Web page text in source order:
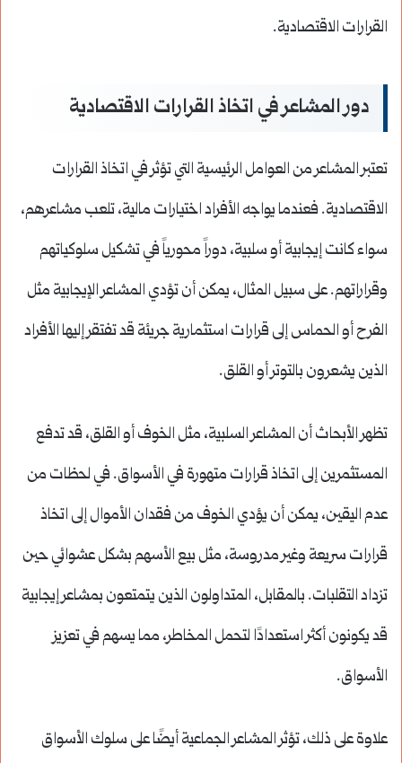
القرارات الاقتصادية.
دور المشاعر في اتخاذ القرارات الاقتصادية
تعتبر المشاعر من العوامل الرئيسية التي تؤثر في اتخاذ القرارات
الاقتصادية. فعندما يواجه الأفراد اختيارات مالية، تلعب مشاعرهم،
سواء كانت إيجابية أو سلبية، دوراً محورياً في تشكيل سلوكياتهم
وقراراتهم. على سبيل المثال، يمكن أن تؤدي المشاعر الإيجابية مثل
الفرح أو الحماس إلى قرارات استثمارية جريئة قد تفتقر إليها الأفراد
الذين يشعرون بالتوتر أو القلق.
تظهر الأبحاث أن المشاعر السلبية، مثل الخوف أو القلق، قد تدفع
المستثمرين إلى اتخاذ قرارات متهورة في الأسواق. في لحظات من
عدم اليقين، يمكن أن يؤدي الخوف من فقدان الأموال إلى اتخاذ
قرارات سريعة وغير مدروسة، مثل بيع الأسهم بشكل عشوائي حين
تزداد التقلبات. بالمقابل، المتداولون الذين يتمتعون بمشاعر إيجابية
قد يكونون أكثر استعدادًا لتحمل المخاطر، مما يسهم في تعزيز
الأسواق.
علاوة على ذلك، تؤثر المشاعر الجماعية أيضًا على سلوك الأسواق